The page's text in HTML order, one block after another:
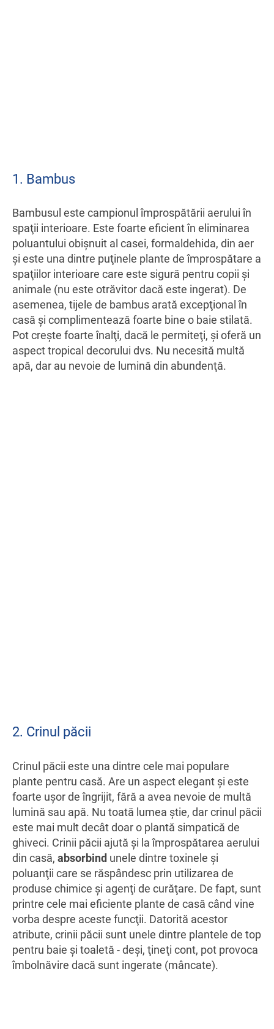
1. Bambus
Bambusul este campionul împrospătării aerului în
spaţii interioare. Este foarte eficient în eliminarea
poluantului obişnuit al casei, formaldehida, din aer
şi este una dintre puţinele plante de împrospătare a
spaţiilor interioare care este sigură pentru copii şi
animale (nu este otrăvitor dacă este ingerat). De
asemenea, tijele de bambus arată excepţional în
casă şi complimentează foarte bine o baie stilată.
Pot creşte foarte înalţi, dacă le permiteţi, şi oferă un
aspect tropical decorului dvs. Nu necesită multă
apă, dar au nevoie de lumină din abundenţă.
2. Crinul păcii
Crinul păcii este una dintre cele mai populare
plante pentru casă. Are un aspect elegant şi este
foarte uşor de îngrijit, fără a avea nevoie de multă
lumină sau apă. Nu toată lumea ştie, dar crinul păcii
este mai mult decât doar o plantă simpatică de
ghiveci. Crinii păcii ajută şi la împrospătarea aerului
din casă, absorbind unele dintre toxinele şi
poluanţii care se răspândesc prin utilizarea de
produse chimice şi agenţi de curăţare. De fapt, sunt
printre cele mai eficiente plante de casă când vine
vorba despre aceste funcţii. Datorită acestor
atribute, crinii păcii sunt unele dintre plantele de top
pentru baie şi toaletă - deşi, ţineţi cont, pot provoca
îmbolnăvire dacă sunt ingerate (mâncate).